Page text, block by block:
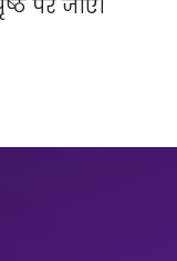
पर जाएँ।